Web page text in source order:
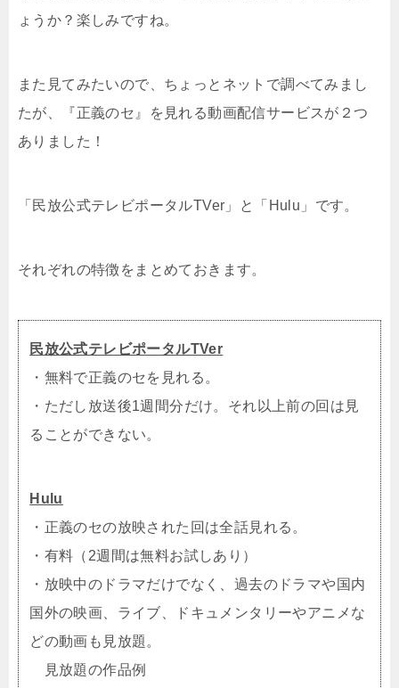
ょうか？楽しみですね。
また見てみたいので、ちょっとネットで調べてみまし
たが、『正義のセ』を見れる動画配信サービスが２つ
ありました！
「民放公式テレビポータルTVer」と「Hulu」です。
それぞれの特徴をまとめておきます。
民放公式テレビポータルTVer
・無料で正義のセを見れる。
・ただし放送後1週間分だけ。それ以上前の回は見
ることができない。
Hulu
・正義のセの放映された回は全話見れる。
・有料（2週間は無料お試しあり）
・放映中のドラマだけでなく、過去のドラマや国内
国外の映画、ライブ、ドキュメンタリーやアニメな
どの動画も見放題。
見放題の作品例